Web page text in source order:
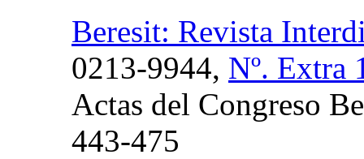
Beresit: Revista
0213-9944, Nº. Extra
Actas del Congreso
443-475